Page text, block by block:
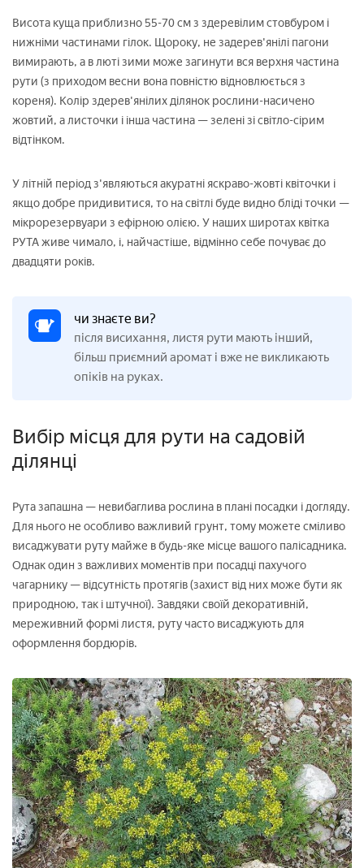
Висота куща приблизно 55-70 см з здеревілим стовбуром і
нижніми частинами гілок. Щороку, не задерев'янілі пагони
вимирають, а в люті зими може загинути вся верхня частина
рути (з приходом весни вона повністю відновлюється з
кореня). Колір здерев'янілих ділянок рослини-насичено
жовтий, а листочки і інша частина — зелені зі світло-сірим
відтінком.
У літній період з'являються акуратні яскраво-жовті квіточки і
якщо добре придивитися, то на світлі буде видно бліді точки —
мікрорезервуари з ефірною олією. У наших широтах квітка
РУТА живе чимало, і, найчастіше, відмінно себе почуває до
двадцяти років.
чи знаєте ви?
після висихання, листя рути мають інший,
більш приємний аромат і вже не викликають
опіків на руках.
Вибір місця для рути на садовій
ділянці
Рута запашна — невибаглива рослина в плані посадки і догляду.
Для нього не особливо важливий грунт, тому можете сміливо
висаджувати руту майже в будь-яке місце вашого палісадника.
Однак один з важливих моментів при посадці пахучого
чагарнику — відсутність протягів (захист від них може бути як
природною, так і штучної). Завдяки своїй декоративній,
мереживний формі листя, руту часто висаджують для
оформлення бордюрів.